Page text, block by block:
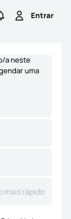
os favoritos
para pesquisas
Entrar
Entrar